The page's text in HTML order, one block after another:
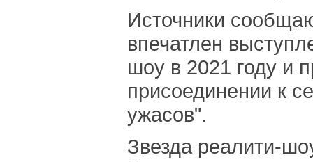
Источники
впечатлен
шоу в 2021 году и
присоединении к
ужасов".
Звезда реалити-